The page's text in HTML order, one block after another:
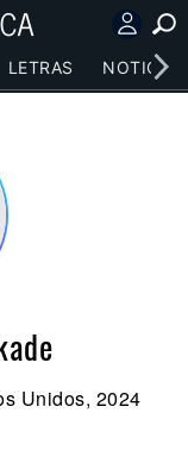
LETRAS NOTICIAS
Unidos, 2024